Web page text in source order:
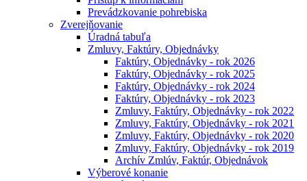
Prevádzkovanie pohrebiska
Zverejňovanie
Úradná tabuľa
Zmluvy, Faktúry, Objednávky
Faktúry, Objednávky - rok 2026
Faktúry, Objednávky - rok 2025
Faktúry, Objednávky - rok 2024
Faktúry, Objednávky - rok 2023
Zmluvy, Faktúry, Objednávky - rok 2022
Zmluvy, Faktúry, Objednávky - rok 2021
Zmluvy, Faktúry, Objednávky - rok 2020
Zmluvy, Faktúry, Objednávky - rok 2019
Archív Zmlúv, Faktúr, Objednávok
Výberové konanie